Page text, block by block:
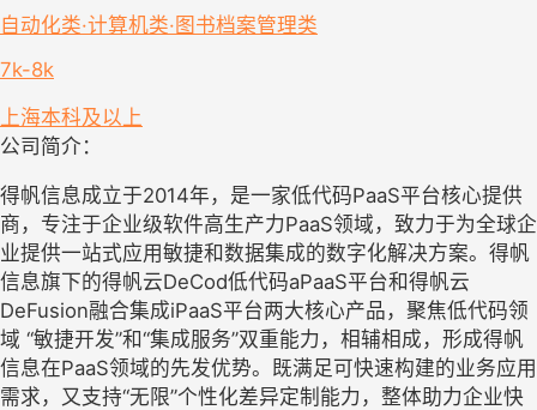
自动化类·计算机类·图书档案管理类
7k-8k
上海本科及以上
公司简介：
得帆信息成立于2014年，是一家低代码PaaS平台核心提供
商，专注于企业级软件高生产力PaaS领域，致力于为全球企
业提供一站式应用敏捷和数据集成的数字化解决方案。得帆
信息旗下的得帆云DeCod低代码aPaaS平台和得帆云
DeFusion融合集成iPaaS平台两大核心产品，聚焦低代码领
域 “敏捷开发”和“集成服务”双重能力，相辅相成，形成得帆
信息在PaaS领域的先发优势。既满足可快速构建的业务应用
需求，又支持“无限”个性化差异定制能力，整体助力企业快